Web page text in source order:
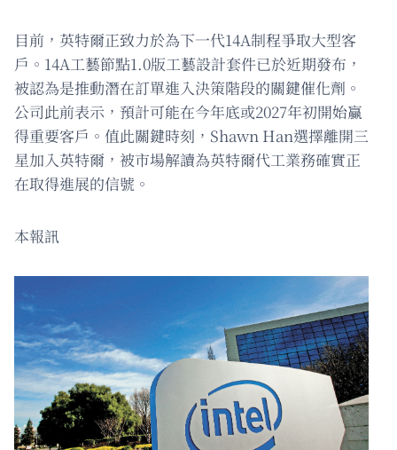
目前，英特爾正致力於為下一代14A制程爭取大型客
戶。14A工藝節點1.0版工藝設計套件已於近期發布，
被認為是推動潛在訂單進入決策階段的關鍵催化劑。
公司此前表示，預計可能在今年底或2027年初開始贏
得重要客戶。值此關鍵時刻，Shawn Han選擇離開三
星加入英特爾，被市場解讀為英特爾代工業務確實正
在取得進展的信號。
本報訊